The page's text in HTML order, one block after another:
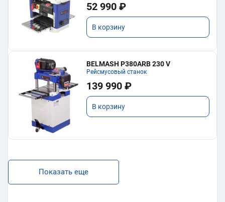
52 990 ₽
В корзину
BELMASH P380ARB 230 V
Рейсмусовый станок
139 990 ₽
В корзину
Показать еще